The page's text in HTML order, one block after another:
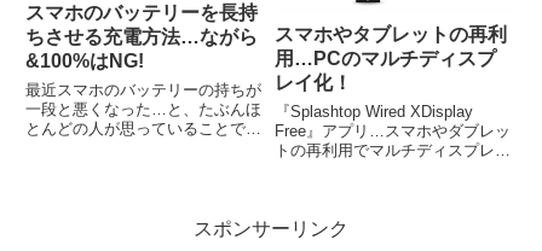
スマホのバッテリーを長持
ちさせる充電方法…ながら
&100%はNG!
最近スマホのバッテリーの持ちが
一段と悪くなった…と、たぶんほ
とんどの人が思っていることでし
バッテリーが長持ちするのかを
スマホやタブレットの再利
用…PCのマルチディスプ
レイ化！
『Splashtop Wired XDisplay
Free』アプリ…スマホやダブレッ
トの再利用でマルチディスプレイ
きて便利・画面をタッチして操作
スポンサーリンク